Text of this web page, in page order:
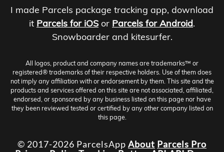
I made Parcels package tracking app, download
it Parcels for iOS or Parcels for Android.
Snowboarder and kitesurfer.
All logos, product and company names are trademarks™ or
registered® trademarks of their respective holders. Use of them does
not imply any affiliation with or endorsement by them. This site and the
products and services offered on this site are not associated, affiliated,
endorsed, or sponsored by any business listed on this page nor have
they been reviewed tested or certified by any other company listed on
this page.
© 2017-2026 ParcelsApp About Parcels Pro